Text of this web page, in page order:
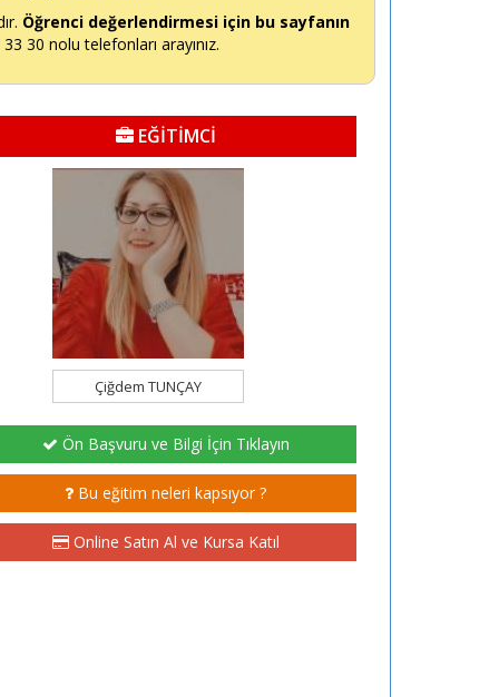
Öğrenci değerlendirmesi için bu sayfanın
30 nolu telefonları arayınız.
EĞİTİMCİ
Çiğdem TUNÇAY
Ön Başvuru ve Bilgi İçin Tıklayın
Bu eğitim neleri kapsıyor ?
Online Satın Al ve Kursa Katıl